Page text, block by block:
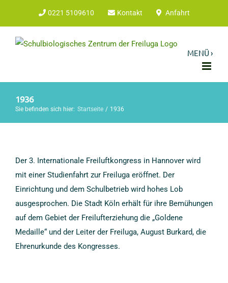
springen
0221 5109610 Kontakt Anfahrt
1936
Sie befinden sich hier: Startseite 1936
Der 3. Internationale Freiluftkongress in Hannover wird
mit einer Studienfahrt zur Freiluga eröffnet. Der
Einrichtung und dem Schulbetrieb wird hohes Lob
ausgesprochen. Die Stadt Köln erhält für ihre Bemühungen
auf dem Gebiet der Freilufterziehung die „Goldene
Medaille“ und der Leiter der Freiluga, August Burkard, die
Ehrenurkunde des Kongresses.